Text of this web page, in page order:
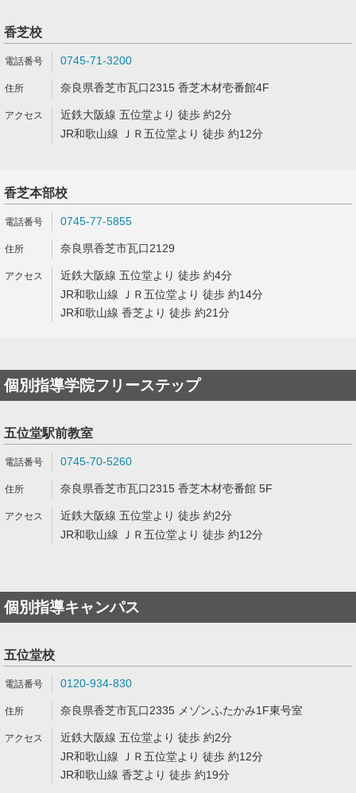
香芝校
0745-71-3200
奈良県香芝市瓦口2315 香芝木材壱番館4F
近鉄大阪線 五位堂より 徒歩 約2分
JR和歌山線 ＪＲ五位堂より 徒歩 約12分
香芝本部校
0745-77-5855
奈良県香芝市瓦口2129
近鉄大阪線 五位堂より 徒歩 約4分
JR和歌山線 ＪＲ五位堂より 徒歩 約14分
JR和歌山線 香芝より 徒歩 約21分
個別指導学院フリーステップ
五位堂駅前教室
0745-70-5260
奈良県香芝市瓦口2315 香芝木材壱番館 5F
近鉄大阪線 五位堂より 徒歩 約2分
JR和歌山線 ＪＲ五位堂より 徒歩 約12分
個別指導キャンパス
五位堂校
0120-934-830
奈良県香芝市瓦口2335 メゾンふたかみ1F東号室
近鉄大阪線 五位堂より 徒歩 約2分
JR和歌山線 ＪＲ五位堂より 徒歩 約12分
JR和歌山線 香芝より 徒歩 約19分